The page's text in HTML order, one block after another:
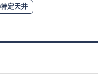
特定天井